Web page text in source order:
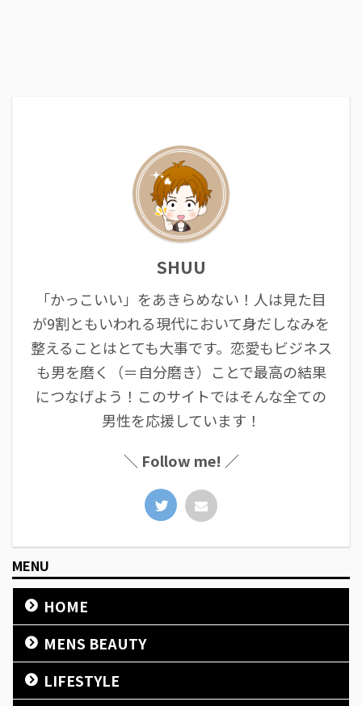
SHUU
「かっこいい」をあきらめない！人は見た目
が9割ともいわれる現代において身だしなみを
整えることはとても大事です。恋愛もビジネス
も男を磨く（＝自分磨き）ことで最高の結果
につなげよう！このサイトではそんな全ての
男性を応援しています！
＼ Follow me! ／
MENU
HOME
MENS BEAUTY
LIFESTYLE